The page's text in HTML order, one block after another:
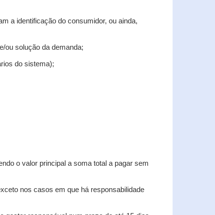
a identificação do consumidor, ou ainda,
ou solução da demanda;
do sistema);
o valor principal a soma total a pagar sem
nos casos em que há responsabilidade